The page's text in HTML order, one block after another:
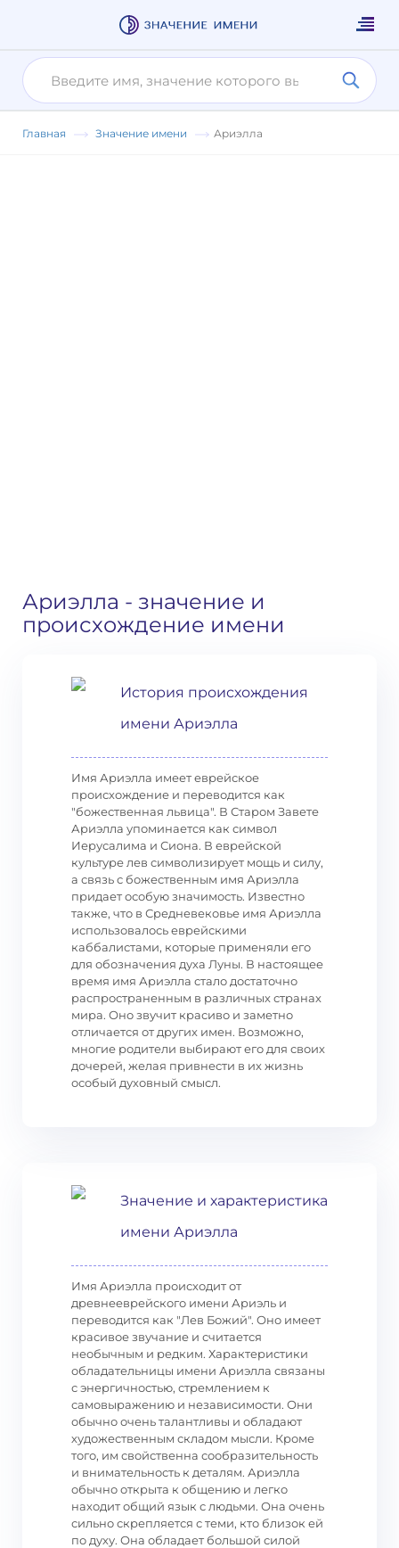
Главная Значение имени Ариэлла
Ариэлла - значение и
происхождение имени
История происхождения
имени Ариэлла
Имя Ариэлла имеет еврейское
происхождение и переводится как
"божественная львица". В Старом Завете
Ариэлла упоминается как символ
Иерусалима и Сиона. В еврейской
культуре лев символизирует мощь и силу,
а связь с божественным имя Ариэлла
придает особую значимость. Известно
также, что в Средневековье имя Ариэлла
использовалось еврейскими
каббалистами, которые применяли его
для обозначения духа Луны. В настоящее
время имя Ариэлла стало достаточно
распространенным в различных странах
мира. Оно звучит красиво и заметно
отличается от других имен. Возможно,
многие родители выбирают его для своих
дочерей, желая привнести в их жизнь
особый духовный смысл.
Значение и характеристика
имени Ариэлла
Имя Ариэлла происходит от
древнееврейского имени Ариэль и
переводится как "Лев Божий". Оно имеет
красивое звучание и считается
необычным и редким. Характеристики
обладательницы имени Ариэлла связаны
с энергичностью, стремлением к
самовыражению и независимости. Они
обычно очень талантливы и обладают
художественным складом мысли. Кроме
того, им свойственна сообразительность
и внимательность к деталям. Ариэлла
обычно открыта к общению и легко
находит общий язык с людьми. Она очень
сильно скрепляется с теми, кто близок ей
по духу. Она обладает большой силой